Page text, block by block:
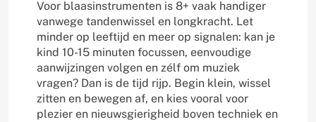
Voor blaasinstrumenten is 8+ vaak handiger
vanwege tandenwissel en longkracht. Let
minder op leeftijd en meer op signalen: kan je
kind 10-15 minuten focussen, eenvoudige
aanwijzingen volgen en zélf om muziek
vragen? Dan is de tijd rijp. Begin klein, wissel
zitten en bewegen af, en kies vooral voor
plezier en nieuwsgierigheid boven techniek en